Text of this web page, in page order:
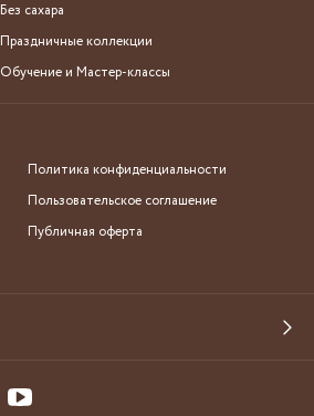
Без сахара
Праздничные коллекции
Обучение и Мастер-классы
Политика конфиденциальности
Пользовательское соглашение
Публичная оферта